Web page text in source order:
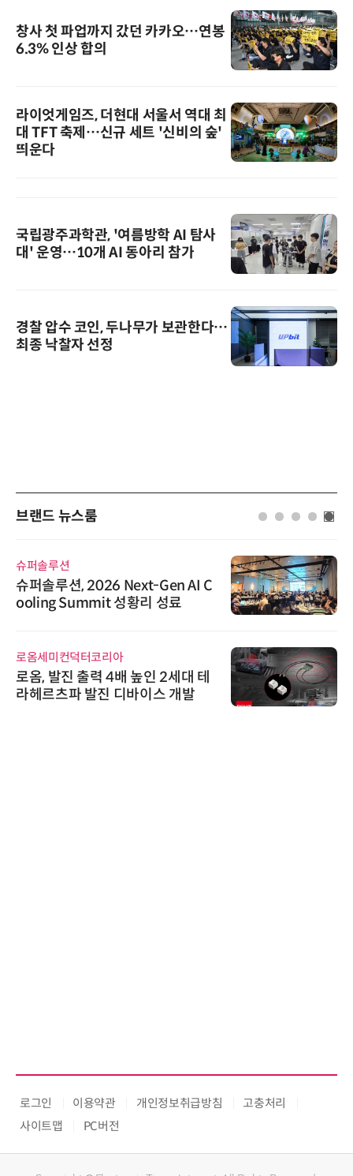
창사 첫 파업까지 갔던 카카오…연봉
6.3% 인상 합의
라이엇게임즈, 더현대 서울서 역대 최
대 TFT 축제…신규 세트 '신비의 숲'
띄운다
국립광주과학관, '여름방학 AI 탐사
대' 운영…10개 AI 동아리 참가
경찰 압수 코인, 두나무가 보관한다…
최종 낙찰자 선정
브랜드 뉴스룸
슈퍼솔루션
슈퍼솔루션, 2026 Next-Gen AI C
ooling Summit 성황리 성료
로옴세미컨덕터코리아
로옴, 발진 출력 4배 높인 2세대 테
라헤르츠파 발진 디바이스 개발
로그인 이용약관 개인정보취급방침
고충처리
사이트맵
PC버전